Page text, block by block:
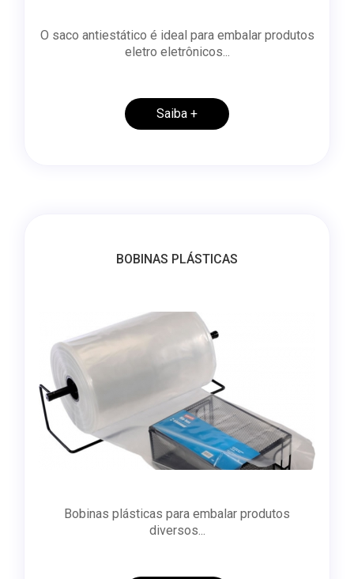
O saco antiestático é ideal para embalar produtos
eletro eletrônicos...
Saiba +
BOBINAS PLÁSTICAS
Bobinas plásticas para embalar produtos
diversos...